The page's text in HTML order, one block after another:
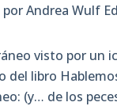
Andrea Wulf
visto por un
del libro
(y… de los